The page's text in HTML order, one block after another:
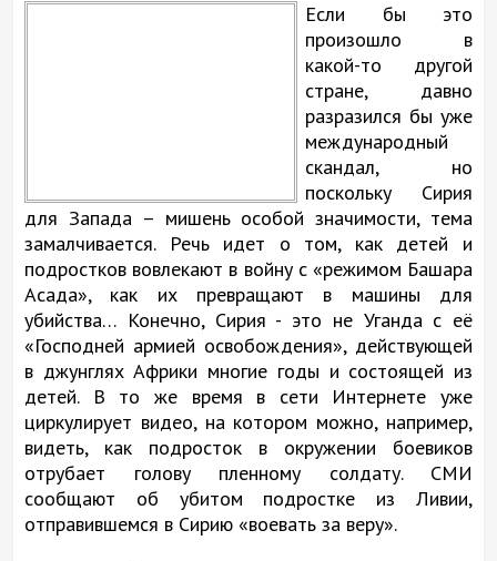
Если бы это
произошло в
какой-то другой
стране, давно
разразился бы уже
международный
скандал, но
поскольку Сирия
для Запада – мишень особой значимости, тема
замалчивается. Речь идет о том, как детей и
подростков вовлекают в войну с «режимом Башара
Асада», как их превращают в машины для
убийства… Конечно, Сирия - это не Уганда с её
«Господней армией освобождения», действующей
в джунглях Африки многие годы и состоящей из
детей. В то же время в сети Интернете уже
циркулирует видео, на котором можно, например,
видеть, как подросток в окружении боевиков
отрубает голову пленному солдату. СМИ
сообщают об убитом подростке из Ливии,
отправившемся в Сирию «воевать за веру».